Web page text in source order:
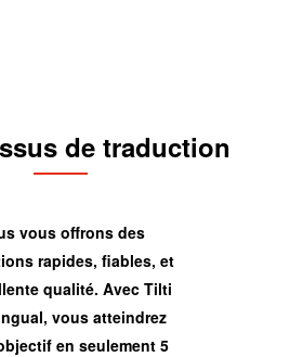
de traduction
vous offrons des
rapides, fiables, et
qualité. Avec Tilti
vous atteindrez
en seulement 5